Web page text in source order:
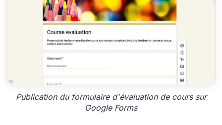
Publication du formulaire d'évaluation de cours sur
Google Forms